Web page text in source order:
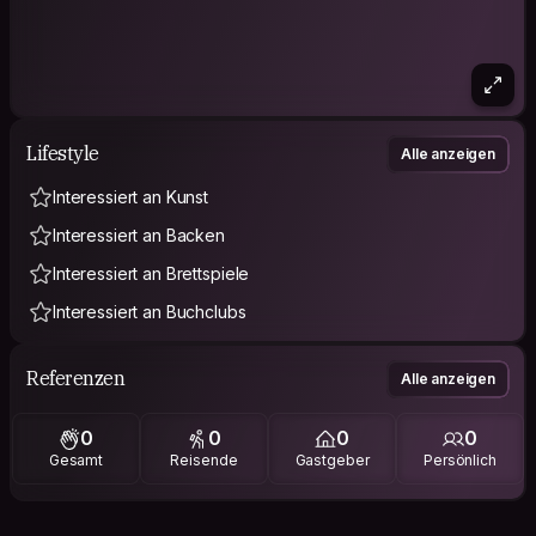
Lifestyle Alle anzeigen
Interessiert an Kunst
Interessiert an Backen
Interessiert an Brettspiele
Interessiert an Buchclubs
Referenzen Alle anzeigen
0
Gesamt
0
Reisende
0
Gastgeber
0
Persönlich